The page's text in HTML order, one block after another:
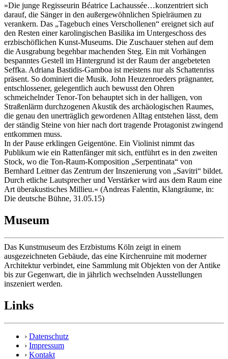
»Die junge Regisseurin Béatrice Lachaussée…konzentriert sich
darauf, die Sänger in den außergewöhnlichen Spielräumen zu
verankern. Das „Tagebuch eines Verschollenen“ ereignet sich auf
den Resten einer karolingischen Basilika im Untergeschoss des
erzbischöflichen Kunst-Museums. Die Zuschauer stehen auf dem
die Ausgrabung begehbar machenden Steg. Ein mit Vorhängen
bespanntes Gestell im Hintergrund ist der Raum der angebeteten
Seffka. Adriana Bastidis-Gamboa ist meistens nur als Schattenriss
präsent. So dominiert die Musik. John Heuzenroeders prägnanter,
entschlossener, gelegentlich auch bewusst den Ohren
schmeichelnder Tenor-Ton behauptet sich in der halligen, von
Straßenlärm durchzogenen Akustik des archäologischen Raumes,
die genau den unerträglich gewordenen Alltag entstehen lässt, dem
der ständig Steine von hier nach dort tragende Protagonist zwingend
entkommen muss.
In der Pause erklingen Geigentöne. Ein Violinist nimmt das
Publikum wie ein Rattenfänger mit sich, entführt es in den zweiten
Stock, wo die Ton-Raum-Komposition „Serpentinata“ von
Bernhard Leitner das Zentrum der Inszenierung von „Savitri“ bildet.
Durch etliche Lautsprecher und Verstärker wird aus dem Raum eine
Art überakustisches Millieu.« (Andreas Falentin, Klangräume, in:
Die deutsche Bühne, 31.05.15)
Museum
Das Kunstmuseum des Erzbistums Köln zeigt in einem
ausgezeichneten Gebäude, das eine Kirchenruine mit moderner
Architektur verbindet, eine Sammlung mit Objekten von der Antike
bis zur Gegenwart, die in jährlich wechselnden Ausstellungen
inszeniert werden.
Links
› Datenschutz
› Impressum
› Kontakt